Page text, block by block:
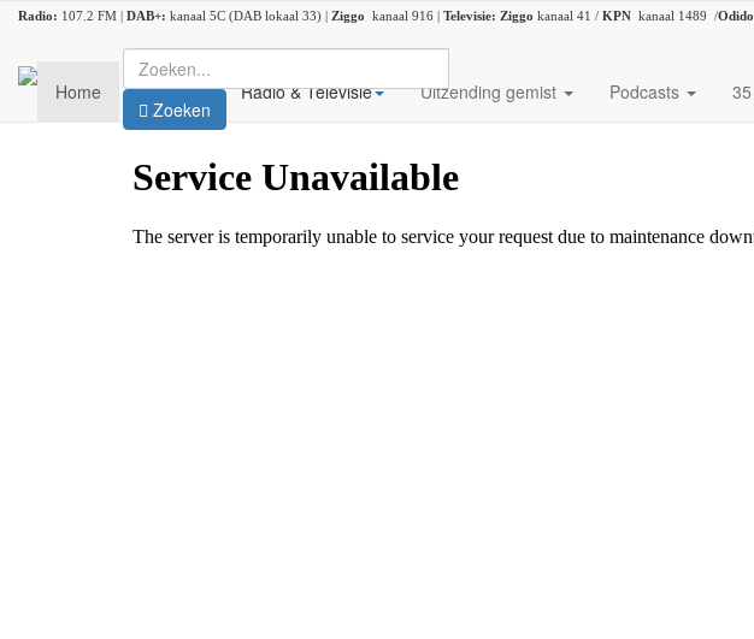
Radio: 107.2 FM | DAB+: kanaal 5C (DAB lokaal 33) | Ziggo kanaal 916 | Televisie: Ziggo kanaal 41 / KPN kanaal 1489 /Odido
Home Nieuws Radio & Televisie Uitzending gemist Podcasts
Zoeken